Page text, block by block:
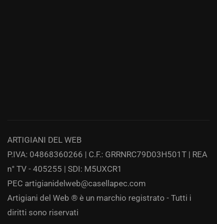
ARTIGIANI DEL WEB
P.IVA: 04868360266 | C.F.: GRRNRC79D03H501T | REA
n° TV - 405255 | SDI: M5UXCR1
PEC artigianidelweb@casellapec.com
Artigiani del Web ® è un marchio registrato - Tutti i
diritti sono riservati